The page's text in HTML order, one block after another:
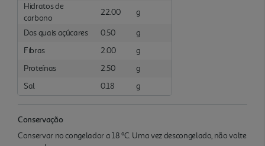
Hidratos de
carbono
22.00 g
Dos quais açúcares 0.50
g
Fibras
2.00
g
Proteínas
2.50
g
Sal
0.18 g
Conservação
Conservar no congelador a 18 ºC. Uma vez descongelado, não volte